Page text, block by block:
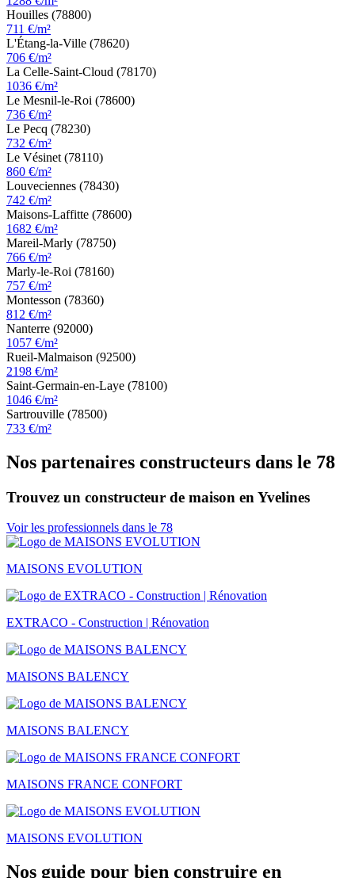
Houilles (78800)
711 €/m²
L'Étang-la-Ville (78620)
706 €/m²
La Celle-Saint-Cloud (78170)
1036 €/m²
Le Mesnil-le-Roi (78600)
736 €/m²
Le Pecq (78230)
732 €/m²
Le Vésinet (78110)
860 €/m²
Louveciennes (78430)
742 €/m²
Maisons-Laffitte (78600)
1682 €/m²
Mareil-Marly (78750)
766 €/m²
Marly-le-Roi (78160)
757 €/m²
Montesson (78360)
812 €/m²
Nanterre (92000)
1057 €/m²
Rueil-Malmaison (92500)
2198 €/m²
Saint-Germain-en-Laye (78100)
1046 €/m²
Sartrouville (78500)
733 €/m²
Nos partenaires constructeurs dans le 78
Trouvez un constructeur de maison en Yvelines
Voir les professionnels dans le 78
MAISONS EVOLUTION
EXTRACO - Construction | Rénovation
MAISONS BALENCY
MAISONS BALENCY
MAISONS FRANCE CONFORT
MAISONS EVOLUTION
Nos guide pour bien construire en